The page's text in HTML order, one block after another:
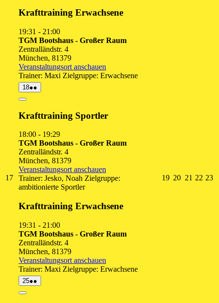
Krafttraining Erwachsene
19:31 - 21:00
TGM Bootshaus - Großer Raum
Zentralländstr. 4
München, 81379
Veranstaltungsort anschauen
Trainer: Maxi Zielgruppe: Erwachsene
1717.
August
1818.
August
●●
Veranstaltungen)
Close
Krafttraining Sportler
18:00 - 19:29
TGM Bootshaus - Großer Raum
Zentralländstr. 4
München, 81379
Veranstaltungsort anschauen
Trainer: Jesko, Noah Zielgruppe:
ambitionierte Sportler
Krafttraining Erwachsene
19:31 - 21:00
TGM Bootshaus - Großer Raum
Zentralländstr. 4
München, 81379
Veranstaltungsort anschauen
Trainer: Maxi Zielgruppe: Erwachsene
1919.
2020.
21 21.
22 22.
23
2525.
August
●●
Veranstaltungen)
Close